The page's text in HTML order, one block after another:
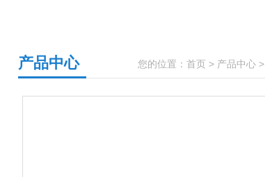
您的位置： 首页 > 产品中心 >
产品中心